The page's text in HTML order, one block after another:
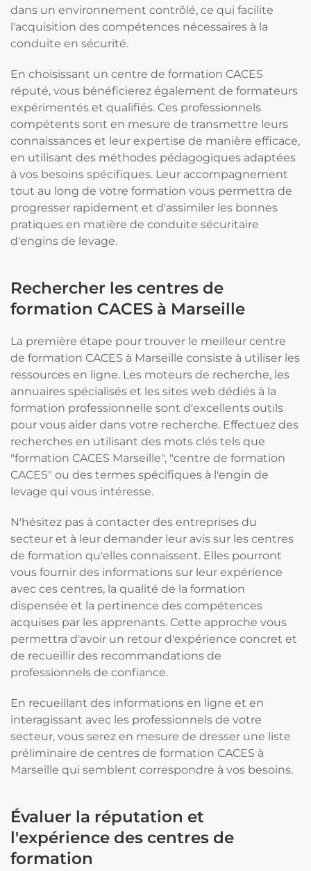
dans un environnement contrôlé, ce qui facilite
l'acquisition des compétences nécessaires à la
conduite en sécurité.
En choisissant un centre de formation CACES
réputé, vous bénéficierez également de formateurs
expérimentés et qualifiés. Ces professionnels
compétents sont en mesure de transmettre leurs
connaissances et leur expertise de manière efficace,
en utilisant des méthodes pédagogiques adaptées
à vos besoins spécifiques. Leur accompagnement
tout au long de votre formation vous permettra de
progresser rapidement et d'assimiler les bonnes
pratiques en matière de conduite sécuritaire
d'engins de levage.
Rechercher les centres de
formation CACES à Marseille
La première étape pour trouver le meilleur centre
de formation CACES à Marseille consiste à utiliser les
ressources en ligne. Les moteurs de recherche, les
annuaires spécialisés et les sites web dédiés à la
formation professionnelle sont d'excellents outils
pour vous aider dans votre recherche. Effectuez des
recherches en utilisant des mots clés tels que
"formation CACES Marseille", "centre de formation
CACES" ou des termes spécifiques à l'engin de
levage qui vous intéresse.
N'hésitez pas à contacter des entreprises du
secteur et à leur demander leur avis sur les centres
de formation qu'elles connaissent. Elles pourront
vous fournir des informations sur leur expérience
avec ces centres, la qualité de la formation
dispensée et la pertinence des compétences
acquises par les apprenants. Cette approche vous
permettra d'avoir un retour d'expérience concret et
de recueillir des recommandations de
professionnels de confiance.
En recueillant des informations en ligne et en
interagissant avec les professionnels de votre
secteur, vous serez en mesure de dresser une liste
préliminaire de centres de formation CACES à
Marseille qui semblent correspondre à vos besoins.
Évaluer la réputation et
l'expérience des centres de
formation